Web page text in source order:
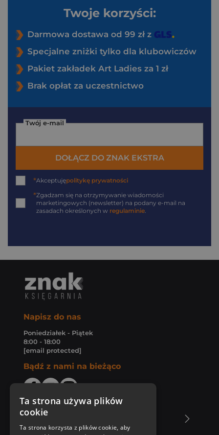
Twoje korzyści:
Darmowa dostawa od 99 zł z
Specjalne zniżki tylko dla klubowiczów
Pakiet zakładek Art Ladies za 1 zł
Brak opłat za uczestnictwo
Twój e-mail
DOŁĄCZ DO ZNAK EKSTRA
*Akceptujępolitykę prywatności
*Zgadzam się na otrzymywanie wiadomości
marketingowych (newsletter) na podany e-mail na
zasadach określonych w regulaminie.
Napisz do nas
Poniedziałek - Piątek
8:00 - 18:00
[email protected]
Bądź z nami na bieżąco
Ta strona używa plików
cookie
Ta strona korzysta z plików cookie, aby